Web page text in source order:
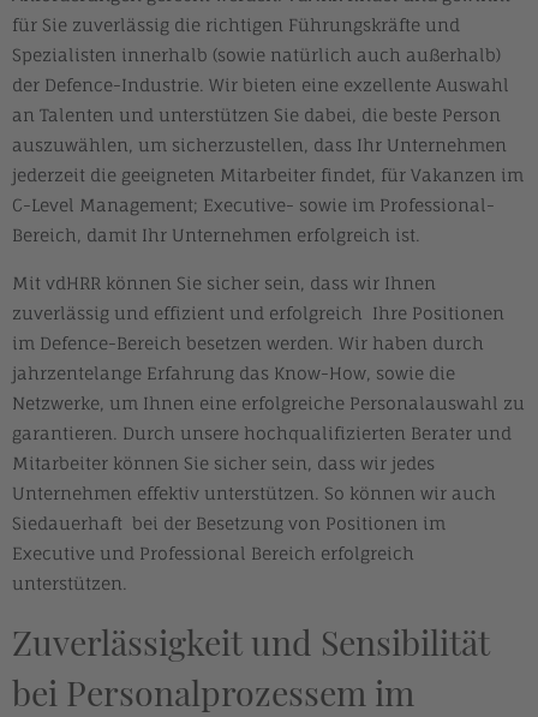
für Sie zuverlässig die richtigen Führungskräfte und
Spezialisten innerhalb (sowie natürlich auch außerhalb)
der Defence-Industrie. Wir bieten eine exzellente Auswahl
an Talenten und unterstützen Sie dabei, die beste Person
auszuwählen, um sicherzustellen, dass Ihr Unternehmen
jederzeit die geeigneten Mitarbeiter findet, für Vakanzen im
C-Level Management; Executive- sowie im Professional-
Bereich, damit Ihr Unternehmen erfolgreich ist.
Mit vdHRR können Sie sicher sein, dass wir Ihnen
zuverlässig und effizient und erfolgreich Ihre Positionen
im Defence-Bereich besetzen werden. Wir haben durch
jahrzentelange Erfahrung das Know-How, sowie die
Netzwerke, um Ihnen eine erfolgreiche Personalauswahl zu
garantieren. Durch unsere hochqualifizierten Berater und
Mitarbeiter können Sie sicher sein, dass wir jedes
Unternehmen effektiv unterstützen. So können wir auch
Siedauerhaft bei der Besetzung von Positionen im
Executive und Professional Bereich erfolgreich
unterstützen.
Zuverlässigkeit und Sensibilität
bei Personalprozessem im